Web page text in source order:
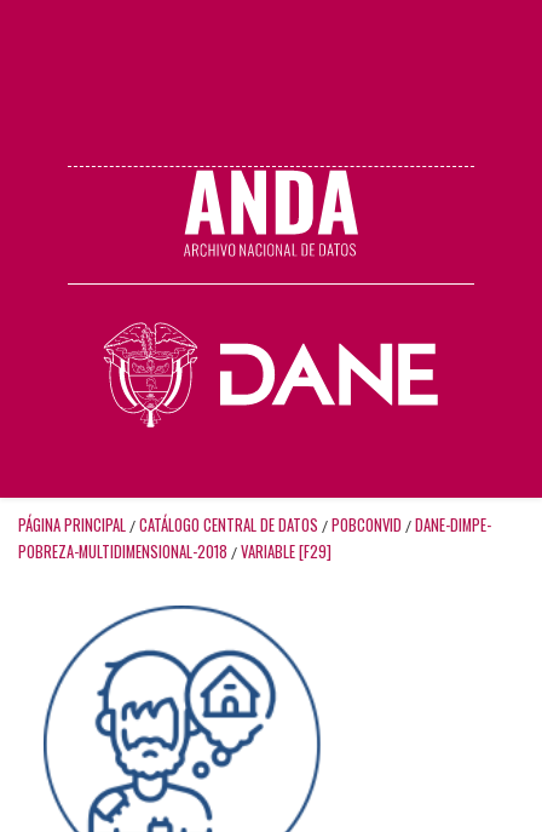
PÁGINA PRINCIPAL / CATÁLOGO CENTRAL DE DATOS / POBCONVID / DANE-DIMPE-
POBREZA-MULTIDIMENSIONAL-2018 / VARIABLE [F29]